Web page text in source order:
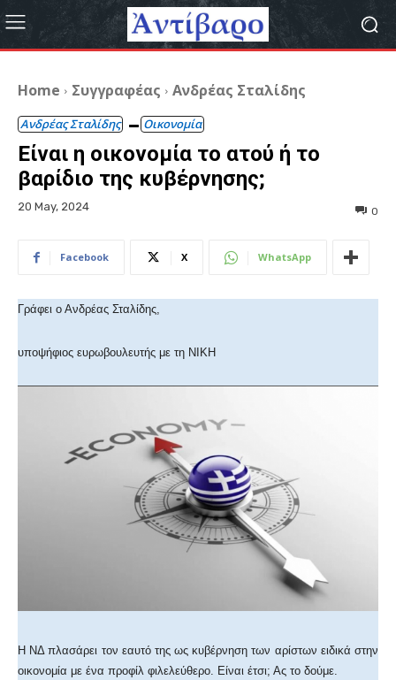
Home Συγγραφέας Ανδρέας Σταλίδης
Ανδρέας Σταλίδης Οικονομία
Είναι η οικονομία το ατού ή το
βαρίδιο της κυβέρνησης;
20 May, 2024 0
Facebook X WhatsApp
Γράφει ο Ανδρέας Σταλίδης,
υποψήφιος ευρωβουλευτής με τη ΝΙΚΗ
Η ΝΔ πλασάρει τον εαυτό της ως κυβέρνηση των αρίστων ειδικά στην
οικονομία με ένα προφίλ φιλελεύθερο. Είναι έτσι; Ας το δούμε.